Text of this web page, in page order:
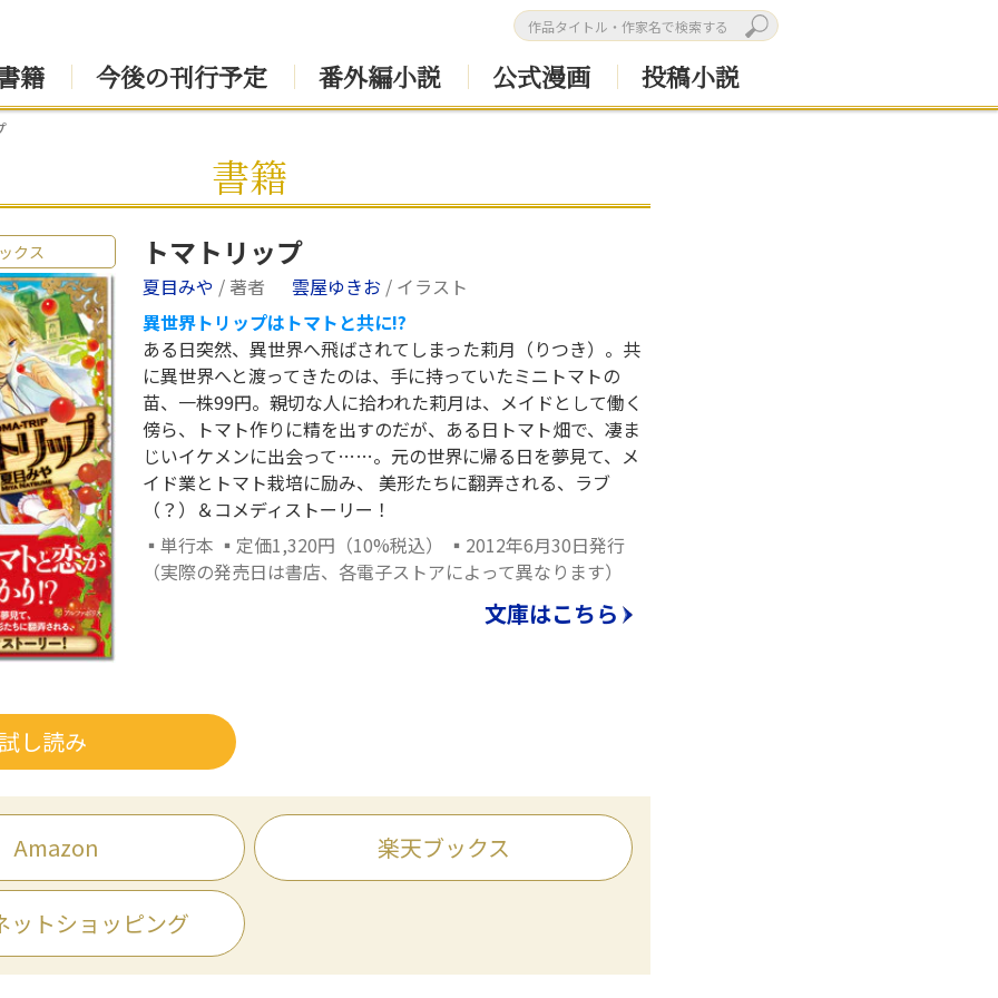
籍 今後の刊行予定 番外編小説 公式漫画 投稿小説
書籍
クス トマトリップ
夏目みや / 著者 雲屋ゆきお / イラスト
異世界トリップはトマトと共に!?
ある日突然、異世界へ飛ばされてしまった莉月（りつき）。共
に異世界へと渡ってきたのは、手に持っていたミニトマトの
苗、一株99円。親切な人に拾われた莉月は、メイドとして働く
傍ら、トマト作りに精を出すのだが、ある日トマト畑で、凄ま
じいイケメンに出会って……。元の世界に帰る日を夢見て、メ
イド業とトマト栽培に励み、 美形たちに翻弄される、ラブ
（？）＆コメディストーリー！
▪単行本 ▪定価1,320円（10%税込） ▪2012年6月30日発行
（実際の発売日は書店、各電子ストアによって異なります）
文庫はこちら
し読み
Amazon 楽天ブックス
ットショッピング